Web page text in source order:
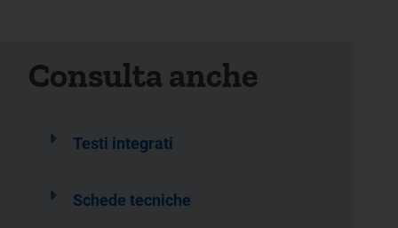
Consulta anche
Testi integrati
Schede tecniche